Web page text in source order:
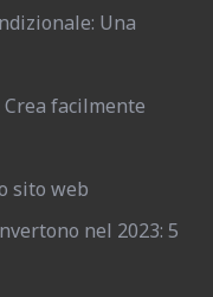
Una
facilmente
sito web
nel 2023: 5